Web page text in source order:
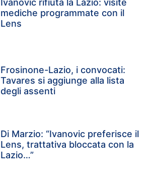
mediche programmate con il
Lens
Frosinone-Lazio, i convocati:
Tavares si aggiunge alla lista
degli assenti
Di Marzio: “Ivanovic preferisce il
Lens, trattativa bloccata con la
Lazio…”